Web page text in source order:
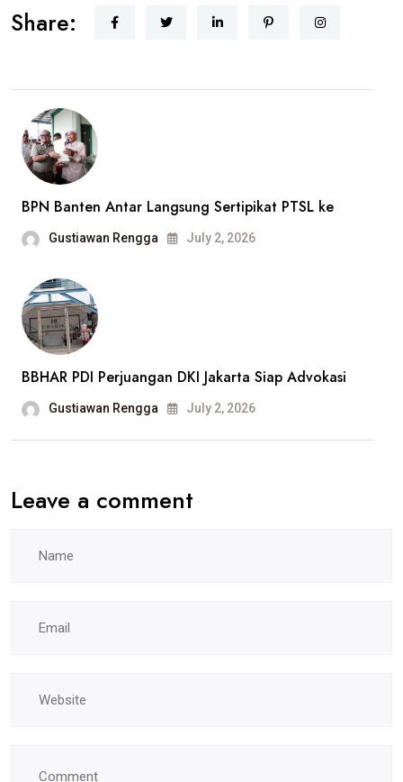
Perkuat
Insan
Share:
BPN Banten Antar Langsung Sertipikat PTSL ke
Gustiawan Rengga July 2, 2026
BBHAR PDI Perjuangan DKI Jakarta Siap Advokasi
Gustiawan Rengga July 2, 2026
Leave a comment